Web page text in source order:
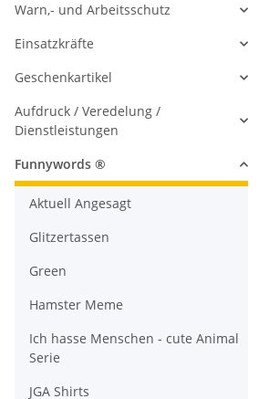
Warn,- und Arbeitsschutz
Einsatzkräfte
Geschenkartikel
Aufdruck / Veredelung /
Dienstleistungen
Funnywords ®
Aktuell Angesagt
Glitzertassen
Green
Hamster Meme
Ich hasse Menschen - cute Animal
Serie
JGA Shirts